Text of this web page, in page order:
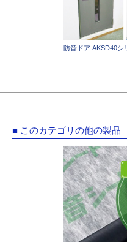
防音ドア AKSD40シ
■ このカテゴリの他の製品